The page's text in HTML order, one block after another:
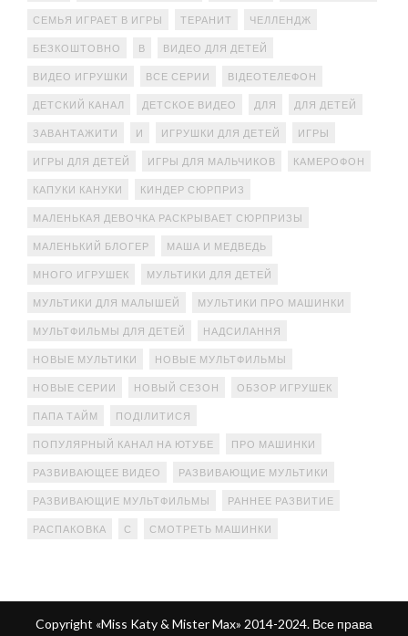
СЕМЬЯ ИГРАЕТ В ИГРЫ ТЕРАНИТ ЧЕЛЛЕНДЖ
БЕЗКОШТОВНО В ВИДЕО ДЛЯ ДЕТЕЙ
ВИДЕО ИГРУШКИ ВСЕ СЕРИИ ВІДЕОТЕЛЕФОН
ДЕТСКИЙ КАНАЛ ДЕТСКОЕ ВИДЕО ДЛЯ ДЛЯ ДЕТЕЙ
ЗАВАНТАЖИТИ И ИГРУШКИ ДЛЯ ДЕТЕЙ ИГРЫ
ИГРЫ ДЛЯ ДЕТЕЙ ИГРЫ ДЛЯ МАЛЬЧИКОВ КАМЕРОФОН
КАПУКИ КАНУКИ КИНДЕР СЮРПРИЗ
МАЛЕНЬКАЯ ДЕВОЧКА РАСКРЫВАЕТ СЮРПРИЗЫ
МАЛЕНЬКИЙ БЛОГЕР МАША И МЕДВЕДЬ
МНОГО ИГРУШЕК МУЛЬТИКИ ДЛЯ ДЕТЕЙ
МУЛЬТИКИ ДЛЯ МАЛЫШЕЙ МУЛЬТИКИ ПРО МАШИНКИ
МУЛЬТФИЛЬМЫ ДЛЯ ДЕТЕЙ НАДСИЛАННЯ
НОВЫЕ МУЛЬТИКИ НОВЫЕ МУЛЬТФИЛЬМЫ
НОВЫЕ СЕРИИ НОВЫЙ СЕЗОН ОБЗОР ИГРУШЕК
ПАПА ТАЙМ ПОДІЛИТИСЯ
ПОПУЛЯРНЫЙ КАНАЛ НА ЮТУБЕ ПРО МАШИНКИ
РАЗВИВАЮЩЕЕ ВИДЕО РАЗВИВАЮЩИЕ МУЛЬТИКИ
РАЗВИВАЮЩИЕ МУЛЬТФИЛЬМЫ РАННЕЕ РАЗВИТИЕ
РАСПАКОВКА С СМОТРЕТЬ МАШИНКИ
Copyright «Miss Katy & Mister Max» 2014-2024. Все права